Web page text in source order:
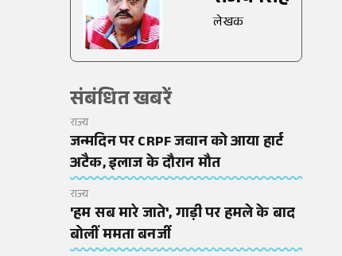
लेखक
संबंधित खबरें
राज्य
जन्मदिन पर CRPF जवान को आया हार्ट
अटैक, इलाज के दौरान मौत
राज्य
'हम सब मारे जाते', गाड़ी पर हमले के बाद
बोलीं ममता बनर्जी